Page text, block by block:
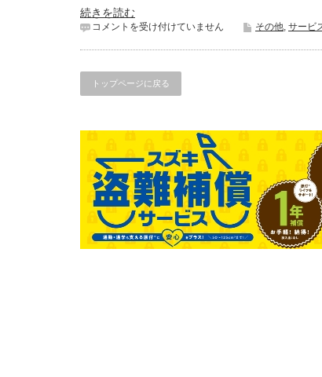
続きを読む
ギ
ギ
セ
コメントを受け付けていません その他, サービ
トップページに戻る